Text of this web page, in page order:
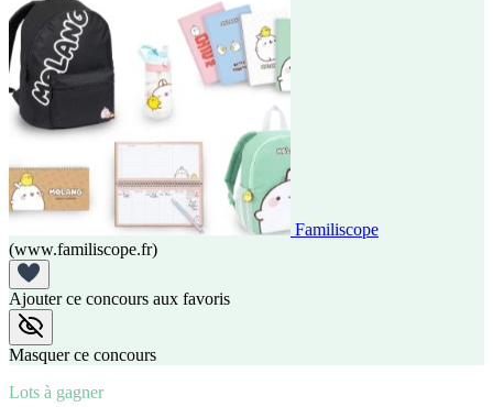
Familiscope
(www.familiscope.fr)
Ajouter ce concours aux favoris
Masquer ce concours
Lots à gagner